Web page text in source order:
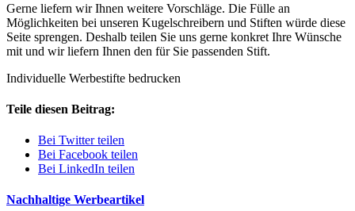
Gerne liefern wir Ihnen weitere Vorschläge. Die Fülle an
Möglichkeiten bei unseren Kugelschreibern und Stiften würde diese
Seite sprengen. Deshalb teilen Sie uns gerne konkret Ihre Wünsche
mit und wir liefern Ihnen den für Sie passenden Stift.
Individuelle Werbestifte bedrucken
Teile diesen Beitrag:
Bei Twitter teilen
Bei Facebook teilen
Bei LinkedIn teilen
Nachhaltige Werbeartikel